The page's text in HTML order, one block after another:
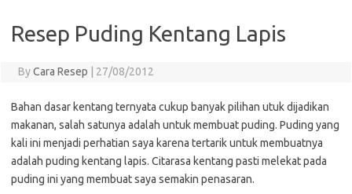
Resep Puding Kentang Lapis
ByCara Resep 27/08/2012
Bahan dasar kentang ternyata cukup banyak pilihan utuk dijadikan
makanan, salah satunya adalah untuk membuat puding. Puding yang
kali ini menjadi perhatian saya karena tertarik untuk membuatnya
adalah puding kentang lapis. Citarasa kentang pasti melekat pada
puding ini yang membuat saya semakin penasaran.